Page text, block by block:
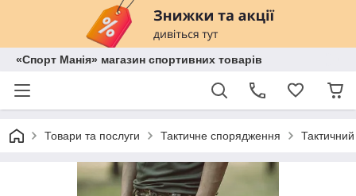
«Спорт Манія» магазин спортивних товарів
Товари та послуги Тактичне спорядження